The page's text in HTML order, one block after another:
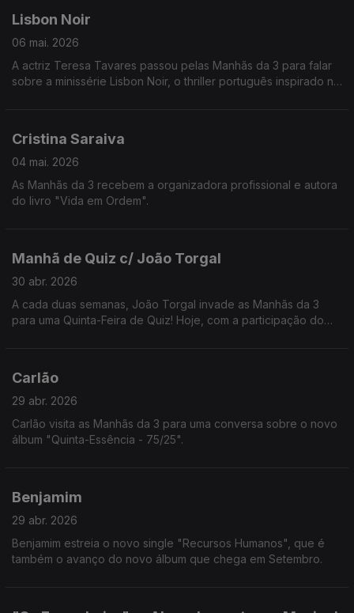
Lisbon Noir
06 mai. 2026
A actriz Teresa Tavares passou pelas Manhãs da 3 para falar
sobre a minissérie Lisbon Noir, o thriller português inspirado no
Cristina Saraiva
04 mai. 2026
As Manhãs da 3 recebem a organizadora profissional e autora
do livro "Vida em Ordem".
Manhã de Quiz c/ João Torgal
30 abr. 2026
A cada duas semanas, João Torgal invade as Manhãs da 3
para uma Quinta-Feira de Quiz! Hoje, com a participação do
Carlão
29 abr. 2026
Carlão visita as Manhãs da 3 para uma conversa sobre o novo
álbum "Quinta-Essência - 75/25".
Benjamim
29 abr. 2026
Benjamim estreia o novo single "Recursos Humanos", que é
também o avanço do novo álbum que chega em Setembro.